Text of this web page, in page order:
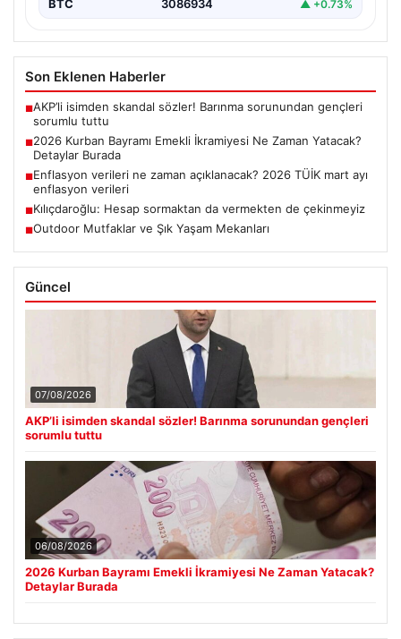
BTC 3086934 ▲ +0.73%
Son Eklenen Haberler
■AKP’li isimden skandal sözler! Barınma sorunundan gençleri
sorumlu tuttu
■2026 Kurban Bayramı Emekli İkramiyesi Ne Zaman Yatacak?
Detaylar Burada
■Enflasyon verileri ne zaman açıklanacak? 2026 TÜİK mart ayı
enflasyon verileri
■Kılıçdaroğlu: Hesap sormaktan da vermekten de çekinmeyiz
■Outdoor Mutfaklar ve Şık Yaşam Mekanları
Güncel
07/08/2026
AKP’li isimden skandal sözler! Barınma sorunundan gençleri
sorumlu tuttu
06/08/2026
2026 Kurban Bayramı Emekli İkramiyesi Ne Zaman Yatacak?
Detaylar Burada